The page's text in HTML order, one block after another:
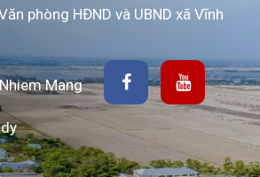
phòng HĐND và UBND xã Vĩnh